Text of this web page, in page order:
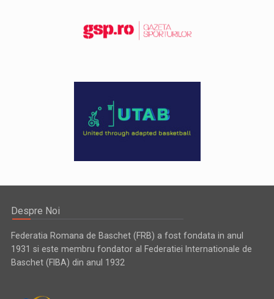
Despre Noi
Federatia Romana de Baschet (FRB) a fost fondata in anul
1931 si este membru fondator al Federatiei Internationale de
Baschet (FIBA) din anul 1932